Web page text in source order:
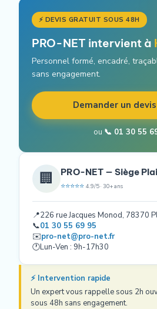
⚡ DEVIS GRATUIT SOUS 48H
PRO-NET intervient à
Personnel formé, encadré,
sans engagement.
Demander un
ou 📞 01 30 55
🏢 PRO-NET — Siège
⭐⭐⭐⭐⭐ 4.9/5 · 30+ ans
📍226 rue Jacques Monod, 78370
📞01 30 55 69 95
✉️pro-net@pro-net.fr
🕐Lun-Ven : 9h-17h30
⚡ Intervention rapide
Un expert vous rappelle sous 2h
sous 48h sans engagement.